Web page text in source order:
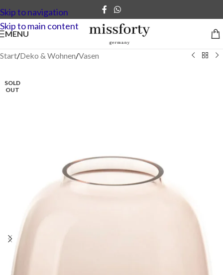
Skip to navigation
Skip to main content
MENU
Start/Deko & Wohnen/Vasen
SOLD
OUT